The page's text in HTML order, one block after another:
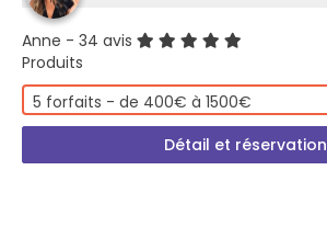
Anne - 34 avis
Produits
5 forfaits - de 400€ à 1500€
Détail et réservation